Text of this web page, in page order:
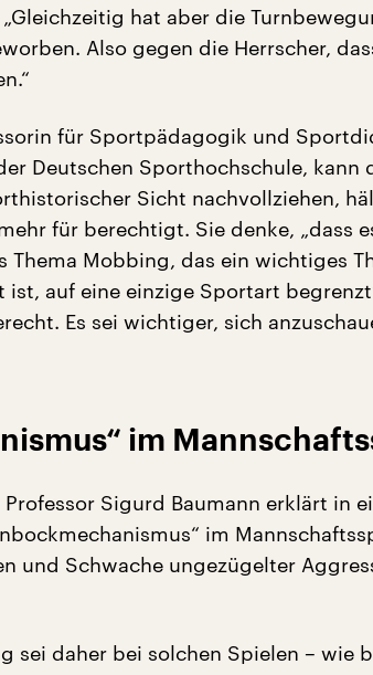
hat aber die
Also gegen die Herrscher,
für Sportpädagogik und
Deutschen Sporthochschule, kann
Sicht nachvollziehen,
für berechtigt. Sie denke, „dass
Thema Mobbing, das ein wichtiges
ist, auf eine einzige Sportart
Es sei wichtiger, sich
im
Sigurd Baumann erklärt in
im
und Schwache ungezügelter
sei daher bei solchen Spielen – wie